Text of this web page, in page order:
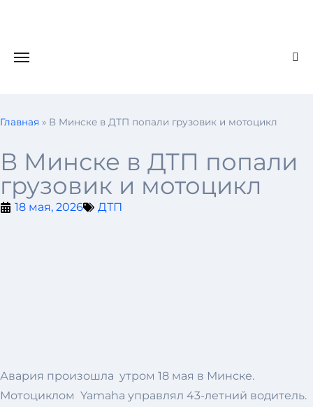
Главная » В Минске в ДТП попали грузовик и мотоцикл
В Минске в ДТП попали
грузовик и мотоцикл
18 мая, 2026 ДТП
Авария произошла утром 18 мая в Минске.
Мотоциклом Yamaha управлял 43-летний водитель.